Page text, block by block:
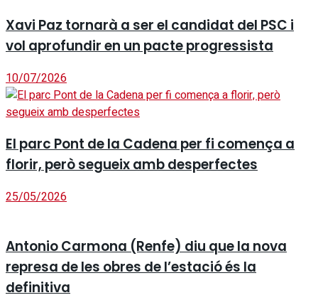
Xavi Paz tornarà a ser el candidat del PSC i
vol aprofundir en un pacte progressista
10/07/2026
El parc Pont de la Cadena per fi comença a
florir, però segueix amb desperfectes
25/05/2026
Antonio Carmona (Renfe) diu que la nova
represa de les obres de l’estació és la
definitiva